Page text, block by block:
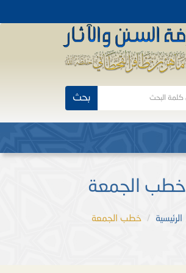
بحث
خطب الجمعة
الرئيسية خطب الجمعة